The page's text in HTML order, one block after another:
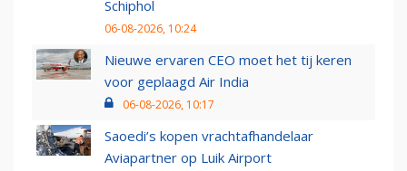
Schiphol
06-08-2026, 10:24
Nieuwe ervaren CEO moet het tij keren
voor geplaagd Air India
06-08-2026, 10:17
Saoedi’s kopen vrachtafhandelaar
Aviapartner op Luik Airport